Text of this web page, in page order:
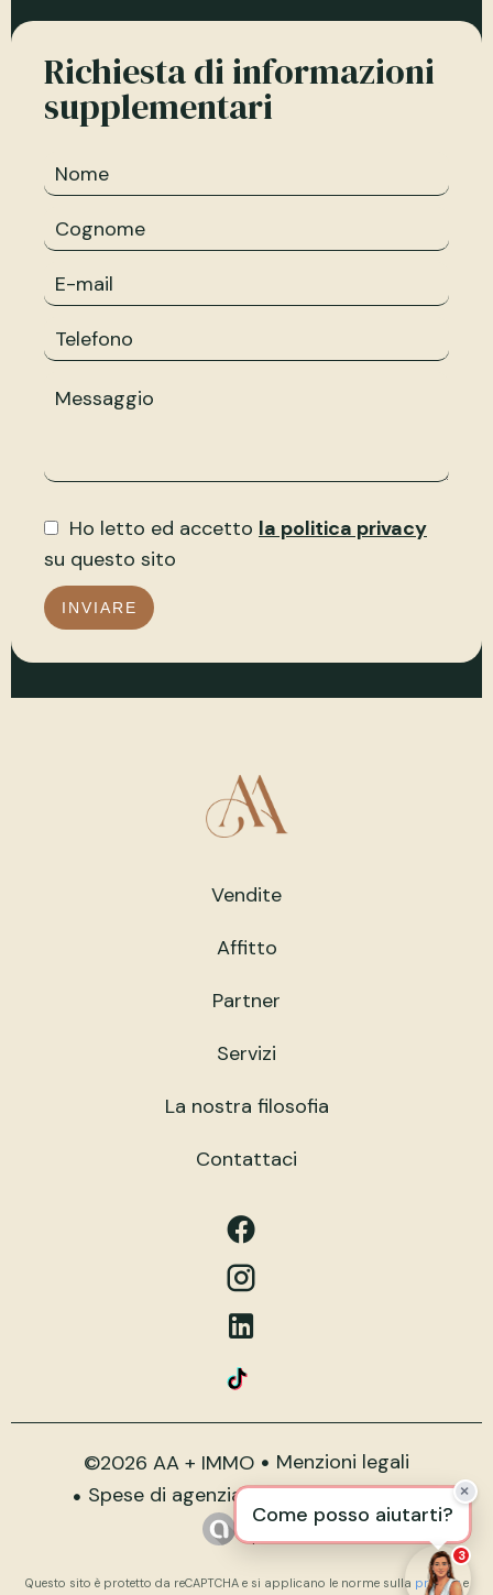
Richiesta di informazioni
supplementari
Ho letto ed accetto la politica privacy
su questo sito
INVIARE
Vendite
Affitto
Partner
Servizi
La nostra filosofia
Contattaci
©2026 AA + IMMO
Menzioni legali
Spese di agenzia
Preferenze cookie
Design by
Apimo™
Questo sito è protetto da reCAPTCHA e si applicano le norme sulla privacye
3